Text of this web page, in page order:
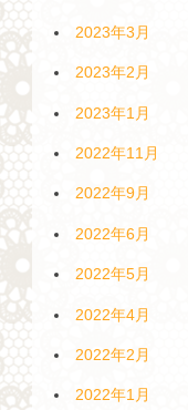
2023年3月
2023年2月
2023年1月
2022年11月
2022年9月
2022年6月
2022年5月
2022年4月
2022年2月
2022年1月